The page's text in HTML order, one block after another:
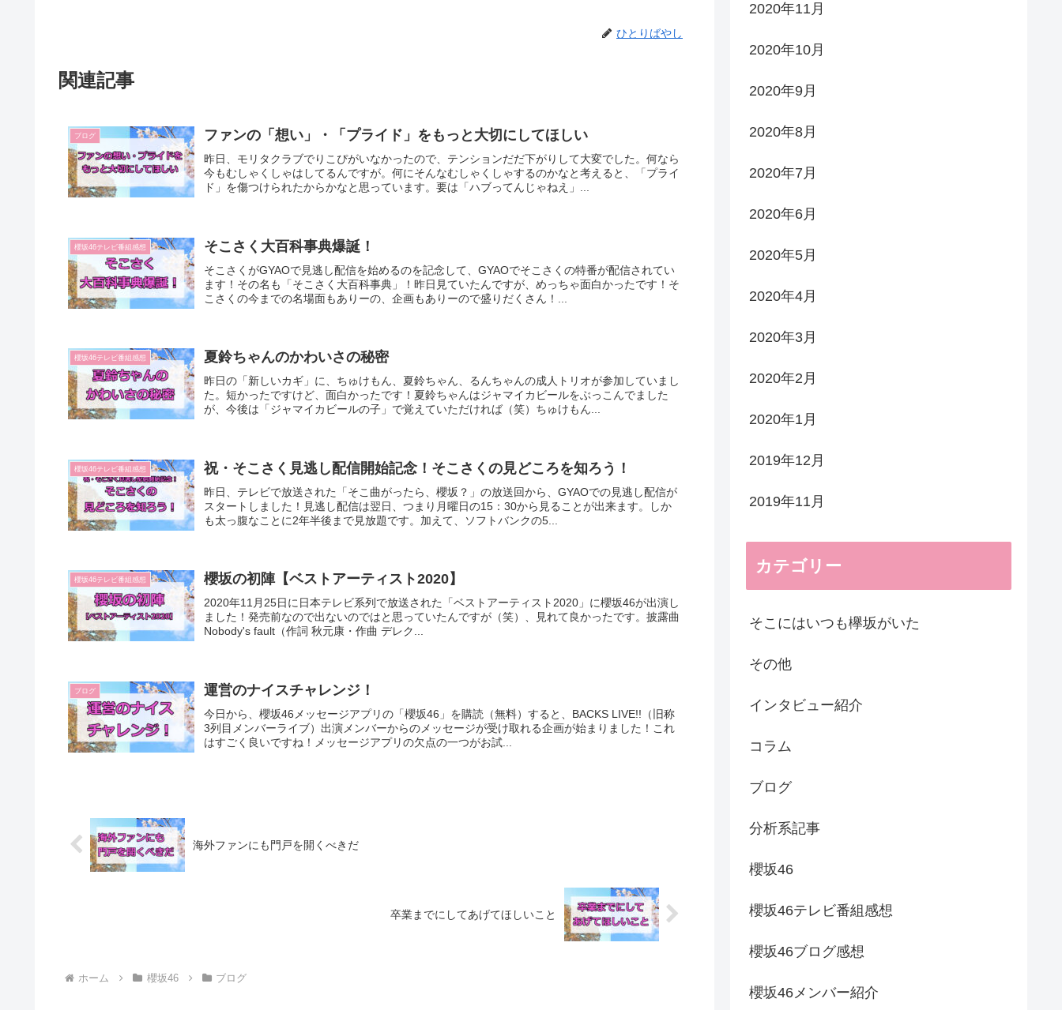
ひとりばやし
関連記事
ブログ ファンの「想い」・「プライド」をもっと大切にしてほしい
昨日、モリタクラブでりこぴがいなかったので、テンションだだ下がりして大変でした。何なら
今もむしゃくしゃはしてるんですが。何にそんなむしゃくしゃするのかなと考えると、「プライ
ド」を傷つけられたからかなと思っています。要は「ハブってんじゃねえ」...
櫻坂46テレビ番組感想 そこさく大百科事典爆誕！
そこさくがGYAOで見逃し配信を始めるのを記念して、GYAOでそこさくの特番が配信されてい
ます！その名も「そこさく大百科事典」！昨日見ていたんですが、めっちゃ面白かったです！そ
こさくの今までの名場面もありーの、企画もありーので盛りだくさん！...
櫻坂46テレビ番組感想 夏鈴ちゃんのかわいさの秘密
昨日の「新しいカギ」に、ちゅけもん、夏鈴ちゃん、るんちゃんの成人トリオが参加していまし
た。短かったですけど、面白かったです！夏鈴ちゃんはジャマイカビールをぶっこんでました
が、今後は「ジャマイカビールの子」で覚えていただければ（笑）ちゅけもん...
櫻坂46テレビ番組感想 祝・そこさく見逃し配信開始記念！そこさくの見どころを知ろう！
昨日、テレビで放送された「そこ曲がったら、櫻坂？」の放送回から、GYAOでの見逃し配信が
スタートしました！見逃し配信は翌日、つまり月曜日の15：30から見ることが出来ます。しか
も太っ腹なことに2年半後まで見放題です。加えて、ソフトバンクの5...
櫻坂46テレビ番組感想 櫻坂の初陣【ベストアーティスト2020】
2020年11月25日に日本テレビ系列で放送された「ベストアーティスト2020」に櫻坂46が出演し
ました！発売前なので出ないのではと思っていたんですが（笑）、見れて良かったです。披露曲
Nobody's fault（作詞 秋元康・作曲 デレク...
ブログ 運営のナイスチャレンジ！
今日から、櫻坂46メッセージアプリの「櫻坂46」を購読（無料）すると、BACKS LIVE!!（旧称
3列目メンバーライブ）出演メンバーからのメッセージが受け取れる企画が始まりました！これ
はすごく良いですね！メッセージアプリの欠点の一つがお試...
海外ファンにも門戸を開くべきだ
卒業までにしてあげてほしいこと
ホーム 櫻坂46 ブログ
2020年11月
2020年10月
2020年9月
2020年8月
2020年7月
2020年6月
2020年5月
2020年4月
2020年3月
2020年2月
2020年1月
2019年12月
2019年11月
カテゴリー
そこにはいつも欅坂がいた
その他
インタビュー紹介
コラム
ブログ
分析系記事
櫻坂46
櫻坂46テレビ番組感想
櫻坂46ブログ感想
櫻坂46メンバー紹介